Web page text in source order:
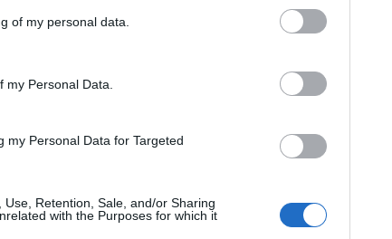
of my personal data.
Personal Data.
my Personal Data for Targeted
Retention, Sale, and/or Sharing
with the Purposes for which it